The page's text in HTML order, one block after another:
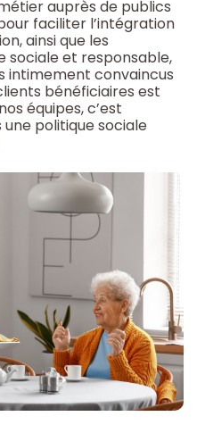
auprès de publics
faciliter l’intégration
ainsi que les
sociale et responsable,
intimement convaincus
bénéficiaires est
équipes, c’est
politique sociale